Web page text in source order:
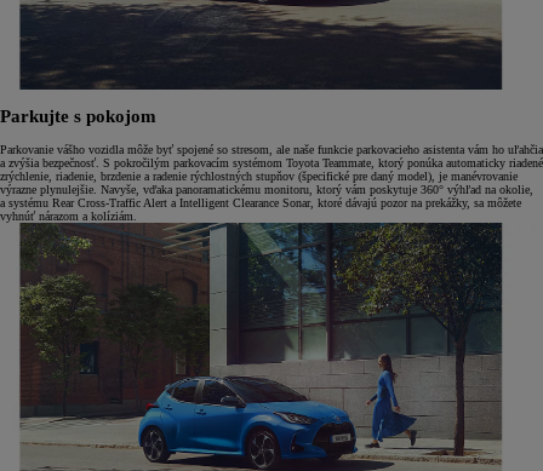
Parkujte s pokojom
Parkovanie vášho vozidla môže byť spojené so stresom, ale naše funkcie parkovacieho asistenta vám ho uľahčia
a zvýšia bezpečnosť. S pokročilým parkovacím systémom Toyota Teammate, ktorý ponúka automaticky riadené
zrýchlenie, riadenie, brzdenie a radenie rýchlostných stupňov (špecifické pre daný model), je manévrovanie
výrazne plynulejšie. Navyše, vďaka panoramatickému monitoru, ktorý vám poskytuje 360° výhľad na okolie,
a systému Rear Cross-Traffic Alert a Intelligent Clearance Sonar, ktoré dávajú pozor na prekážky, sa môžete
vyhnúť nárazom a kolíziám.